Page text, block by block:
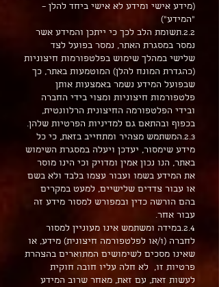
(מידע אישי ומידע לא אישי ביחד להלן –
"המידע")
2.2.תשומת הלב לכך כי ייתכן והמידע אשר
נמסר במסגרת האתר, נמסר בפועל לצד
שלישי במהלך שימוש בפלטפורמות חיצוניות
(כהגדרת המונח להלן) המוטמעות באתר, כך
שבפועל המידע נשמר באמצעות אותן
פלטפורמות חיצוניות ומצוי בידי החברה
ובידי הפלטפורמה החיצונית הרלוונטית,
בכפוף ובהתאם גם למדיניות הפרטיות שלהן.
2.3.המשתמש מצהיר ומתחייב בזאת, כי כל
מידע שימסור, יעדכן ויעלה במסגרת השימוש
באתר, הנו נכון אמין ומדויק וכי הינו מוסר
את המידע בשמו ועבור עצמו בלבד ולא בשם
או עבור צדדים שלישיים, למעט במקרים
בהם הורשה כדין ובמפורש למסור מידע זה
עבור אחר.
2.4.במידה ומשתמש אינו מעוניין למסור
לחברה (ו/או לפלטפורמה חיצונית) מידע, או
שאינו מסכים לשימושים המתוארים בהצהרת
פרטיות זו, לא חלה עליו חובה חוקית
לעשות זאת, עם זאת, מאחר שרוב המידע